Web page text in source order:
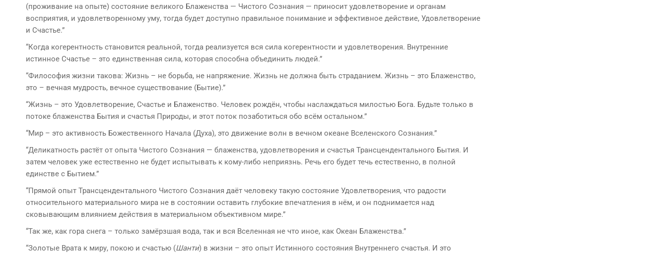
(проживание на опыте) состояние великого Блаженства — Чистого Сознания — приносит удовлетворение и органам
восприятия, и удовлетворенному уму, тогда будет доступно правильное понимание и эффективное действие, Удовлетворение
и Счастье.”
“Когда когерентность становится реальной, тогда реализуется вся сила когерентности и удовлетворения. Внутренние
истинное Счастье – это единственная сила, которая способна объединить людей.”
“Философия жизни такова: Жизнь – не борьба, не напряжение. Жизнь не должна быть страданием. Жизнь – это Блаженство,
это – вечная мудрость, вечное существование (Бытие).”
“Жизнь – это Удовлетворение, Счастье и Блаженство. Человек рождён, чтобы наслаждаться милостью Бога. Будьте только в
потоке блаженства Бытия и счастья Природы, и этот поток позаботиться обо всём остальном.”
“Мир – это активность Божественного Начала (Духа), это движение волн в вечном океане Вселенского Сознания.”
“Деликатность растёт от опыта Чистого Сознания — блаженства, удовлетворения и счастья Трансцендентального Бытия. И
затем человек уже естественно не будет испытывать к кому-либо неприязнь. Речь его будет течь естественно, в полной
единстве с Бытием.”
“Прямой опыт Трансцендентального Чистого Сознания даёт человеку такую состояние Удовлетворения, что радости
относительного материального мира не в состоянии оставить глубокие впечатления в нём, и он поднимается над
сковывающим влиянием действия в материальном объективном мире.”
“Так же, как гора снега – только замёрзшая вода, так и вся Вселенная не что иное, как Океан Блаженства.”
“Золотые Врата к миру, покою и счастью (Шанти) в жизни – это опыт Истинного состояния Внутреннего счастья. И это